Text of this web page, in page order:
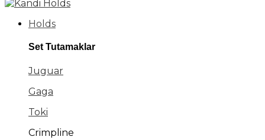
Holds
Set Tutamaklar
Juguar
Gaga
Toki
Crimpline